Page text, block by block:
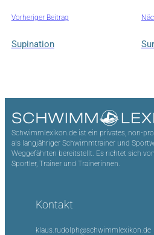
Vorheriger Beitrag
Supination
Schwimmlexikon.de ist ein privates, non-
als langjähriger Schwimmtrainer und
Weggefährten bereitstellt. Es richtet sich
Sportler, Trainer und Trainerinnen.
Kontakt
klaus.rudolph@schwimmlexikon.de